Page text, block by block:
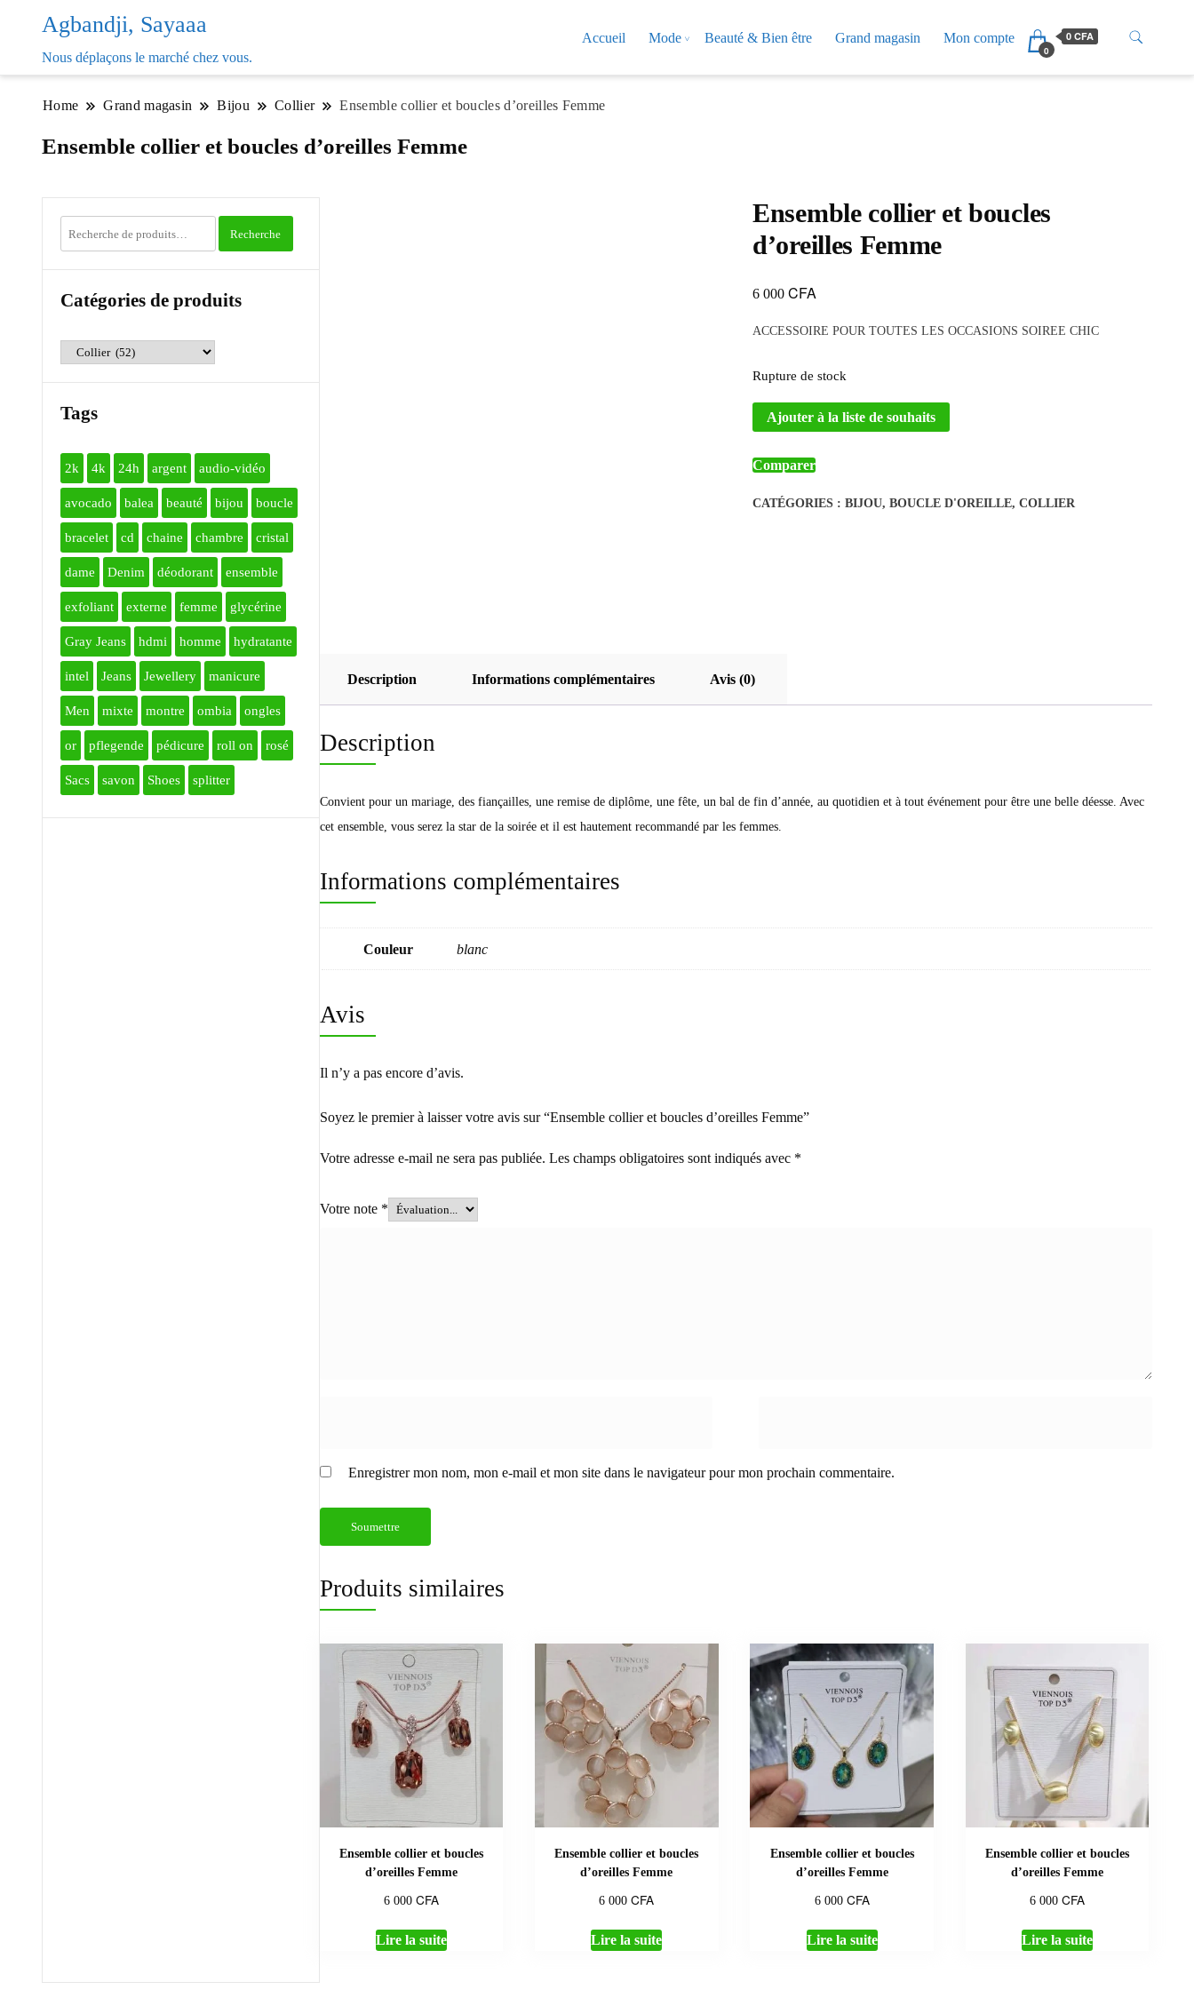
Agbandji, Sayaaa
Nous déplaçons le marché chez vous.
Accueil Mode Beauté & Bien être Grand magasin Mon compte
0
0 CFA
Home Grand magasin Bijou Collier Ensemble collier et boucles d’oreilles Femme
Ensemble collier et boucles d’oreilles Femme
Ensemble collier et boucles
d’oreilles Femme
6 000 CFA
ACCESSOIRE POUR TOUTES LES OCCASIONS SOIREE CHIC
Rupture de stock
Ajouter à la liste de souhaits
Comparer
CATÉGORIES : BIJOU, BOUCLE D'OREILLE, COLLIER
Description Informations complémentaires Avis (0)
Description
Convient pour un mariage, des fiançailles, une remise de diplôme, une fête, un bal de fin d’année, au quotidien et à tout événement pour être une belle déesse. Avec
cet ensemble, vous serez la star de la soirée et il est hautement recommandé par les femmes.
Informations complémentaires
Couleur blanc
Avis
Il n’y a pas encore d’avis.
Soyez le premier à laisser votre avis sur “Ensemble collier et boucles d’oreilles Femme”
Votre adresse e-mail ne sera pas publiée. Les champs obligatoires sont indiqués avec *
Votre note *
Enregistrer mon nom, mon e-mail et mon site dans le navigateur pour mon prochain commentaire.
Produits similaires
Ensemble collier et boucles
d’oreilles Femme
6 000 CFA
Lire la suite
Ensemble collier et boucles
d’oreilles Femme
6 000CFA
Lire la suite
Ensemble collier et boucles
d’oreilles Femme
6 000 CFA
Lire la suite
Ensemble collier et boucles
d’oreilles Femme
6 000 CFA
Lire la suite
pour :
Recherche
Catégories de produits
Tags
2k 4k 24h argent audio-vidéo
avocado balea beauté bijou boucle
bracelet cd chaine chambre cristal
dame Denim déodorant ensemble
exfoliant externe femme glycérine
Gray Jeans hdmi homme hydratante
intel Jeans Jewellery manicure
Men mixte montre ombia ongles
or pflegende pédicure roll on rosé
Sacs savon Shoes splitter